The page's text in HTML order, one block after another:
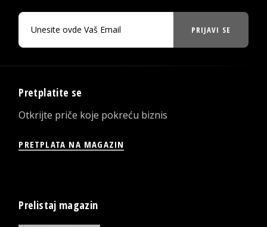
PRIJAVI SE
Pretplatite se
Otkrijte priče koje pokreću biznis
PRETPLATA NA MAGAZIN
Prelistaj magazin